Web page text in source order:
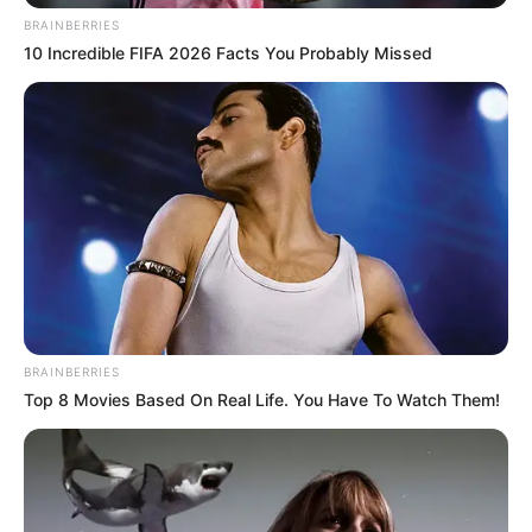
9) Prenda a linha em uma florzinha
10) Vá passando a linha por dentro das outras
florzinhas, prendendo cada uma
11) Continue o processo até prender todas
12) Ao fim você vai ter a parte principal do colar
BRAINBERRIES
10 Incredible FIFA 2026 Facts You Probably Missed
BRAINBERRIES
Top 8 Movies Based On Real Life. You Have To Watch Them!